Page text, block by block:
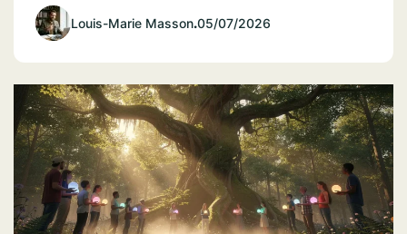
Louis-Marie Masson.05/07/2026